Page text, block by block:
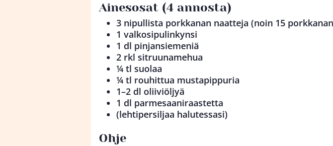
Ainesosat (4 annosta)
3 nipullista porkkanan naatteja (noin 15
1 valkosipulinkynsi
1 dl pinjansiemeniä
2 rkl sitruunamehua
¼ tl suolaa
¼ tl rouhittua mustapippuria
1–2 dl oliiviöljyä
1 dl parmesaaniraastetta
(lehtipersiljaa halutessasi)
Ohje